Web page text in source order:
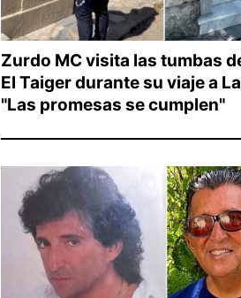
Zurdo MC visita las tumbas
El Taiger durante su viaje a
"Las promesas se cumplen"